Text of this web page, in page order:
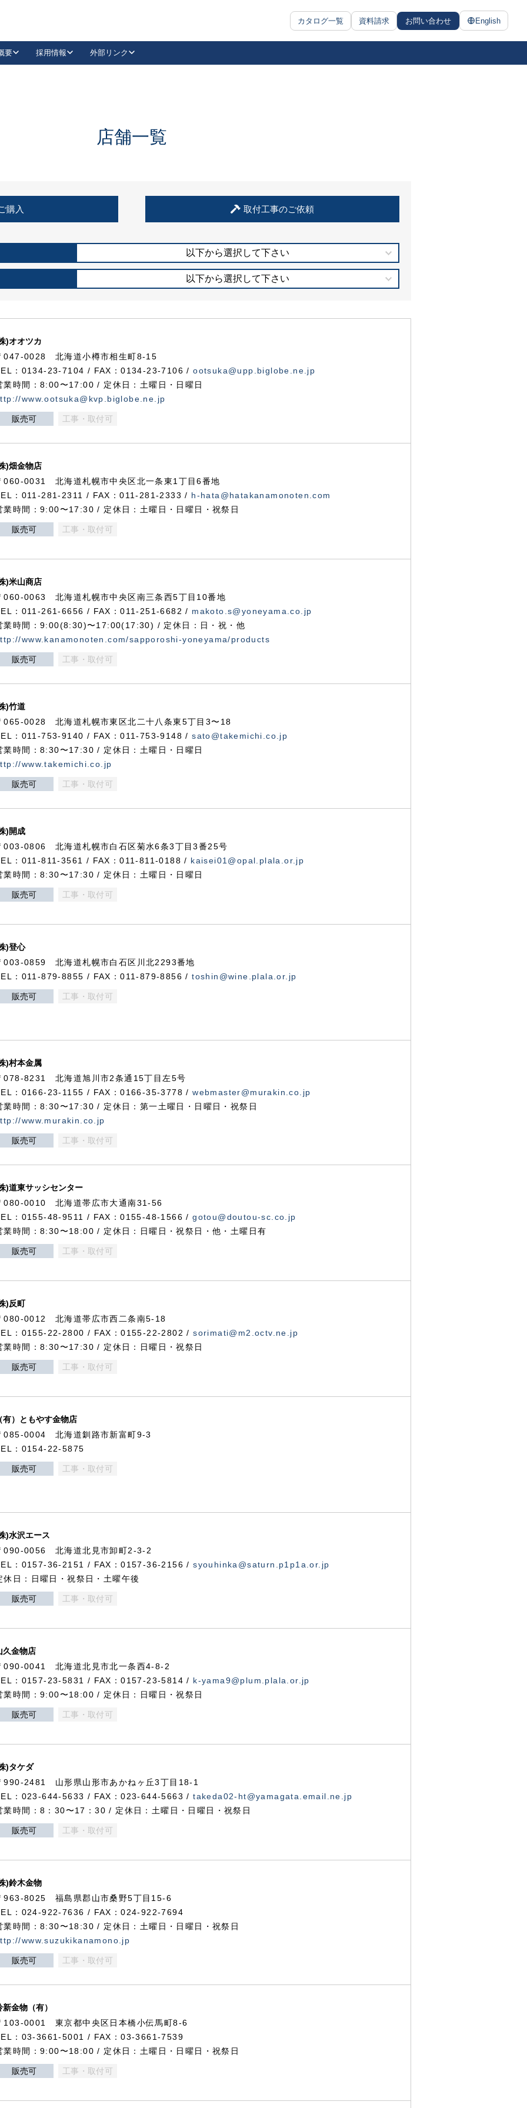
カタログ一覧 資料請求 お問い合わせ English
抗ウイルス・抗菌製品
要 採用情報 外部リンク
LinkedIn
住宅使用部材標準化推進協議会
店舗一覧
購入 取付工事のご依頼
以下から選択して下さい
以下から選択して下さい
)オオツカ
047-0028 北海道小樽市相生町8-15
：0134-23-7104 / FAX：0134-23-7106 /ootsuka@upp.biglobe.ne.jp
業時間：8:00〜17:00 / 定休日：土曜日・日曜日
www.ootsuka@kvp.biglobe.ne.jp
販売可 工事・取付可
)畑金物店
060-0031 北海道札幌市中央区北一条東1丁目6番地
：011-281-2311 / FAX：011-281-2333 / h-hata@hatakanamonoten.com
業時間：9:00〜17:30 / 定休日：土曜日・日曜日・祝祭日
販売可 工事・取付可
)米山商店
060-0063 北海道札幌市中央区南三条西5丁目10番地
：011-261-6656 / FAX：011-251-6682 / makoto.s@yoneyama.co.jp
業時間：9:00(8:30)〜17:00(17:30) / 定休日：日・祝・他
www.kanamonoten.com/sapporoshi-yoneyama/products
販売可 工事・取付可
)竹道
065-0028 北海道札幌市東区北二十八条東5丁目3〜18
：011-753-9140 / FAX：011-753-9148 /sato@takemichi.co.jp
業時間：8:30〜17:30 / 定休日：土曜日・日曜日
www.takemichi.co.jp
販売可 工事・取付可
)開成
003-0806 北海道札幌市白石区菊水6条3丁目3番25号
：011-811-3561 / FAX：011-811-0188 / kaisei01@opal.plala.or.jp
業時間：8:30〜17:30 / 定休日：土曜日・日曜日
販売可 工事・取付可
)登心
003-0859 北海道札幌市白石区川北2293番地
：011-879-8855 / FAX：011-879-8856 /toshin@wine.plala.or.jp
販売可 工事・取付可
)村本金属
078-8231 北海道旭川市2条通15丁目左5号
：0166-23-1155 / FAX：0166-35-3778 /webmaster@murakin.co.jp
業時間：8:30〜17:30 / 定休日：第一土曜日・日曜日・祝祭日
www.murakin.co.jp
販売可 工事・取付可
)道東サッシセンター
080-0010 北海道帯広市大通南31-56
：0155-48-9511 / FAX：0155-48-1566 /gotou@doutou-sc.co.jp
業時間：8:30〜18:00 / 定休日：日曜日・祝祭日・他・土曜日有
販売可 工事・取付可
)反町
080-0012 北海道帯広市西二条南5-18
：0155-22-2800 / FAX：0155-22-2802 /sorimati@m2.octv.ne.jp
業時間：8:30〜17:30 / 定休日：日曜日・祝祭日
販売可 工事・取付可
有）ともやす金物店
085-0004 北海道釧路市新富町9-3
：0154-22-5875
販売可 工事・取付可
)水沢エース
090-0056 北海道北見市卸町2-3-2
：0157-36-2151 / FAX：0157-36-2156 /syouhinka@saturn.p1p1a.or.jp
休日：日曜日・祝祭日・土曜午後
販売可 工事・取付可
久金物店
090-0041 北海道北見市北一条西4-8-2
：0157-23-5831 / FAX：0157-23-5814 / k-yama9@plum.plala.or.jp
業時間：9:00〜18:00 / 定休日：日曜日・祝祭日
販売可 工事・取付可
)タケダ
990-2481 山形県山形市あかねヶ丘3丁目18-1
：023-644-5633 / FAX：023-644-5663 /takeda02-ht@yamagata.email.ne.jp
業時間：8：30〜17：30 / 定休日：土曜日・日曜日・祝祭日
販売可 工事・取付可
)鈴木金物
963-8025 福島県郡山市桑野5丁目15-6
：024-922-7636 / FAX：024-922-7694
業時間：8:30〜18:30 / 定休日：土曜日・日曜日・祝祭日
www.suzukikanamono.jp
販売可 工事・取付可
新金物（有）
103-0001 東京都中央区日本橋小伝馬町8-6
：03-3661-5001 / FAX：03-3661-7539
業時間：9:00〜18:00 / 定休日：土曜日・日曜日・祝祭日
販売可 工事・取付可